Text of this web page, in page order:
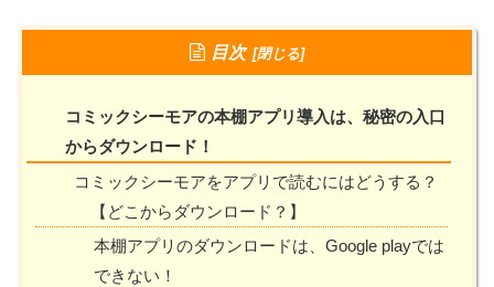
目次
コミックシーモアの本棚アプリ導入は、秘密の入口
からダウンロード！
コミックシーモアをアプリで読むにはどうする？
【どこからダウンロード？】
本棚アプリのダウンロードは、Google playでは
できない！